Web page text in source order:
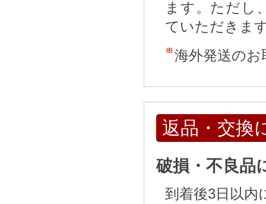
ます。ただし
ていただきま
海外発送の
返品・交換
破損・不良品
到着後3日以内